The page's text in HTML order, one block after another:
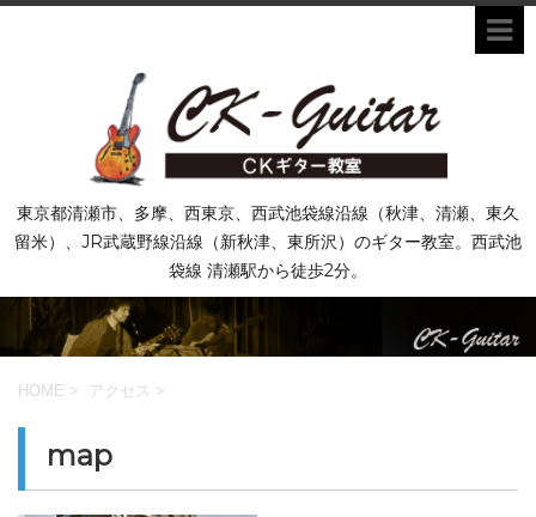
東京都清瀬市、多摩、西東京、西武池袋線沿線（秋津、清瀬、東久
留米）、JR武蔵野線沿線（新秋津、東所沢）のギター教室。西武池
袋線 清瀬駅から徒歩2分。
HOME > アクセス >
map